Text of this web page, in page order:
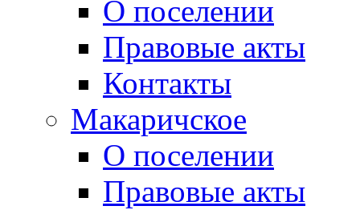
О поселении
Правовые акты
Контакты
Макаричское
О поселении
Правовые акты